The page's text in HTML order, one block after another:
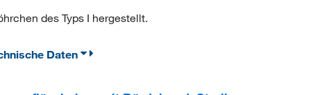
des Typs I hergestellt.
Daten